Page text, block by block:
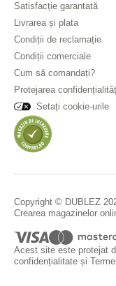
Satisfacție garantată
Livrarea și plata
Condiții de reclamație
Condiții comerciale
Cum să comandați?
Protejarea
Setați cookie-urile
Copyright © DUBLEZ
Crearea magazinelor
Acest site este protejat
confidențialitate și